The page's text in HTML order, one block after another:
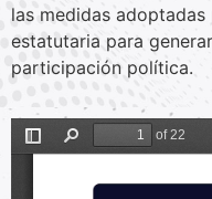
las medidas
estatutaria para
participación política.